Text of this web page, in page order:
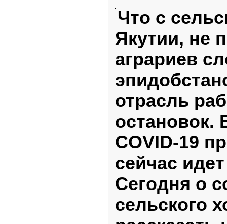
Что с
Якутии, не
аграриев
отрасль
остановок.
COVID-19
сейчас
Сегодня о
сельского